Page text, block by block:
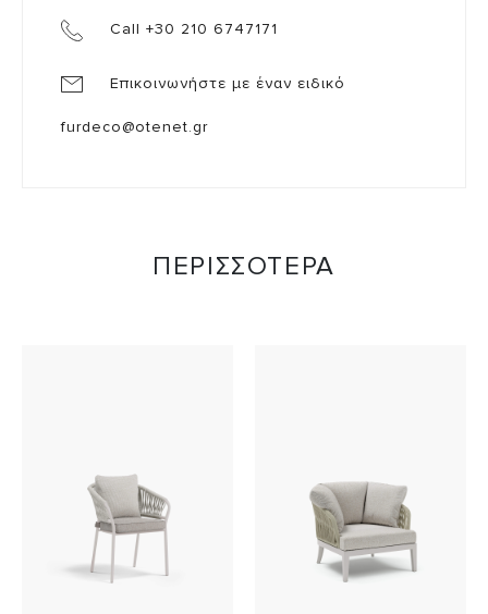
Call +30 210 6747171
Επικοινωνήστε με έναν ειδικό
furdeco@otenet.gr
ΠΕΡΙΣΣΟΤΕΡΑ